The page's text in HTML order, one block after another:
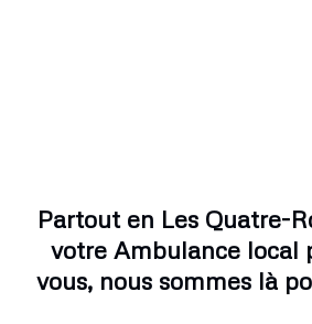
Partout en Les Quatre-
votre Ambulance local
vous, nous sommes là